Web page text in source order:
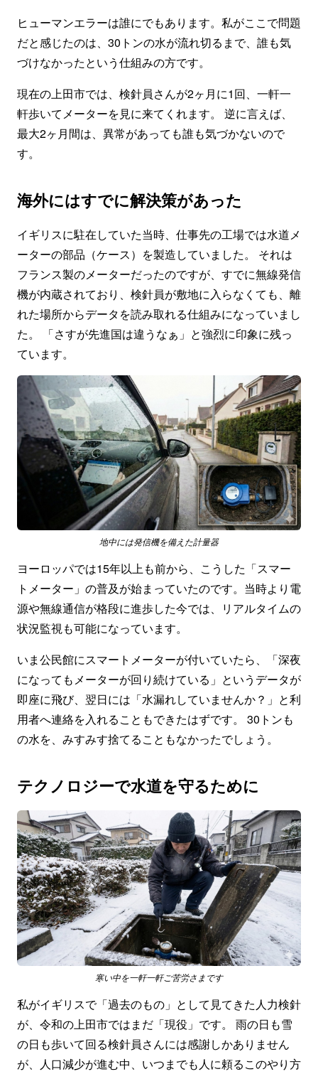
ヒューマンエラーは誰にでもあります。私がここで問題
だと感じたのは、30トンの水が流れ切るまで、誰も気
づけなかったという仕組みの方です。
現在の上田市では、検針員さんが2ヶ月に1回、一軒一
軒歩いてメーターを見に来てくれます。 逆に言えば、
最大2ヶ月間は、異常があっても誰も気づかないので
す。
海外にはすでに解決策があった
イギリスに駐在していた当時、仕事先の工場では水道メ
ーターの部品（ケース）を製造していました。 それは
フランス製のメーターだったのですが、すでに無線発信
機が内蔵されており、検針員が敷地に入らなくても、離
れた場所からデータを読み取れる仕組みになっていまし
た。 「さすが先進国は違うなぁ」と強烈に印象に残っ
ています。
地中には発信機を備えた計量器
ヨーロッパでは15年以上も前から、こうした「スマー
トメーター」の普及が始まっていたのです。当時より電
源や無線通信が格段に進歩した今では、リアルタイムの
状況監視も可能になっています。
いま公民館にスマートメーターが付いていたら、「深夜
になってもメーターが回り続けている」というデータが
即座に飛び、翌日には「水漏れしていませんか？」と利
用者へ連絡を入れることもできたはずです。 30トンも
の水を、みすみす捨てることもなかったでしょう。
テクノロジーで水道を守るために
寒い中を一軒一軒ご苦労さまです
私がイギリスで「過去のもの」として見てきた人力検針
が、令和の上田市ではまだ「現役」です。 雨の日も雪
の日も歩いて回る検針員さんには感謝しかありません
が、人口減少が進む中、いつまでも人に頼るこのやり方